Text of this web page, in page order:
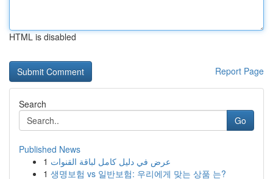
HTML is disabled
Report Page
Search
Go
Published News
1 عرض في دليل كامل لباقة القنوات
1 생명보험 vs 일반보험: 우리에게 맞는 상품 는?